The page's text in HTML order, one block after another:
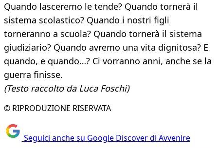
Quando lasceremo le tende? Quando tornerà il
sistema scolastico? Quando i nostri figli
torneranno a scuola? Quando tornerà il sistema
giudiziario? Quando avremo una vita dignitosa? E
quando, e quando…? Ci vorranno anni, anche se la
guerra finisse.
(Testo raccolto da Luca Foschi)
© RIPRODUZIONE RISERVATA
Seguici anche su Google Discover di Avvenire